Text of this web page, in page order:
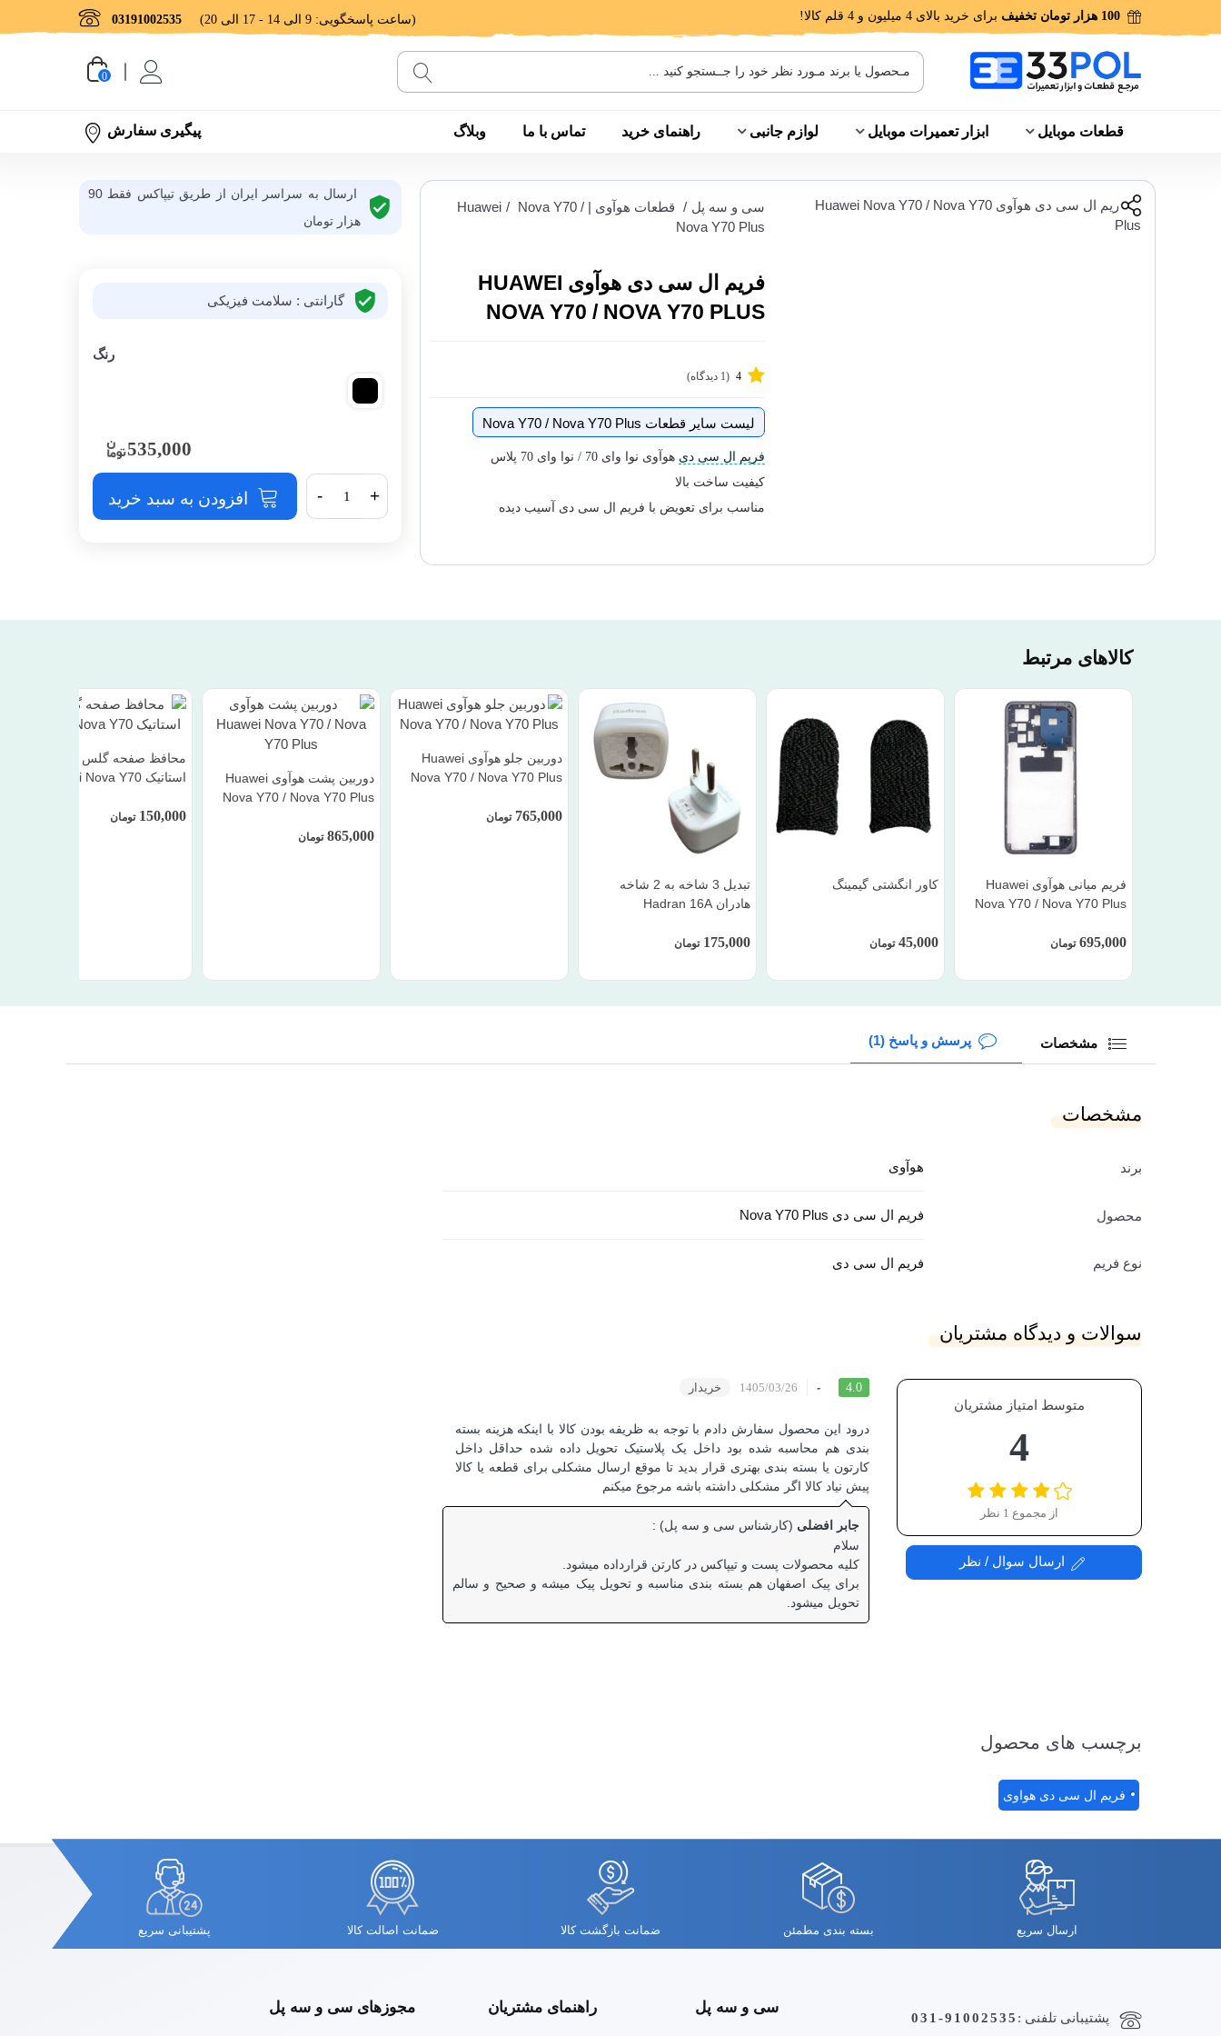
100 هزار تومان تخفیف برای خرید بالای 4 میلیون و 4 قلم کالا! 03191002535 (ساعت پاسخگویی: 9 الی 14 - 17 الی 20)
0
قطعات موبایل ابزار تعمیرات موبایل لوازم جانبی راهنمای خرید تماس با ما وبلاگ پیگیری سفارش
سی و سه پل / قطعات هوآوی | Huawei / Nova Y70 /
Nova Y70 Plus
فریم ال سی دی هوآوی HUAWEI
NOVA Y70 / NOVA Y70 PLUS
4 (1 دیدگاه)
لیست سایر قطعات Nova Y70 / Nova Y70 Plus
فریم ال سی دی هوآوی نوا وای 70 / نوا وای 70 پلاس
کیفیت ساخت بالا
مناسب برای تعویض با فریم ال سی دی آسیب دیده
ارسال به سراسر ایران از طریق تیپاکس فقط 90
هزار تومان
گارانتی : سلامت فیزیکی
رنگ
535,000
- + افزودن به سبد خرید
کالاهای مرتبط
فریم میانی هوآوی Huawei
Nova Y70 / Nova Y70 Plus
695,000 تومان
کاور انگشتی گیمینگ
45,000 تومان
تبدیل 3 شاخه به 2 شاخه
هادران Hadran 16A
175,000 تومان
دوربین جلو هوآوی Huawei
Nova Y70 / Nova Y70 Plus
765,000 تومان
دوربین پشت هوآوی Huawei
Nova Y70 / Nova Y70 Plus
865,000 تومان
محافظ صفحه گلس آنتی
استاتیک Huawei Nova Y70
150,000 تومان
مشخصات پرسش و پاسخ (1)
مشخصات
برند هوآوی
محصول فریم ال سی دی Nova Y70 Plus
نوع فریم فریم ال سی دی
سوالات و دیدگاه مشتریان
متوسط امتیاز مشتریان
4
از مجموع 1 نظر
ارسال سوال / نظر
4.0
-
1405/03/26 خریدار
درود این محصول سفارش دادم با توجه به ظریفه بودن کالا با اینکه هزینه بسته
بندی هم محاسبه شده بود داخل یک پلاستیک تحویل داده شده حداقل داخل
کارتون یا بسته بندی بهتری قرار بدید تا موقع ارسال مشکلی برای قطعه یا کالا
پیش نیاد کالا اگر مشکلی داشته باشه مرجوع میکنم
جابر افضلی (کارشناس سی و سه پل) :
سلام
کلیه محصولات پست و تیپاکس در کارتن قرارداده میشود.
برای پیک اصفهان هم بسته بندی مناسبه و تحویل پیک میشه و صحیح و سالم
تحویل میشود.
برچسب های محصول
فریم ال سی دی هواوی
ارسال سریع بسته بندی مطمئن ضمانت بازگشت کالا ضمانت اصالت کالا پشتیبانی سریع
پشتیبانی تلفنی : 031-91002535
سی و سه پل راهنمای مشتریان مجوزهای سی و سه پل